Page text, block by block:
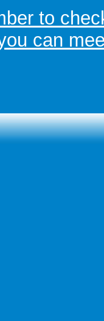
to
can